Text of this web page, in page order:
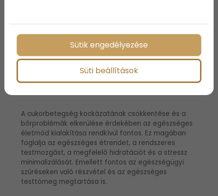
komplikációk kialakulásának kockázatát.
Az egészséges életmód
fontossága
A cukorbetegség kockázatának csökkentése és a
bőrproblémák elkerülése érdekében az egészséges
életmód kialakítása rendkívül fontos. Ez magában
foglalja az egészséges étrendet, a rendszeres
testmozgást, a megfelelő hidratációt és a stressz
minimalizálását. Emellett fontos az egészségügyi
szűréseken való részvétel és az egészséges
testtömeg megtartása is.
Sütik engedélyezése
Süti beállítások